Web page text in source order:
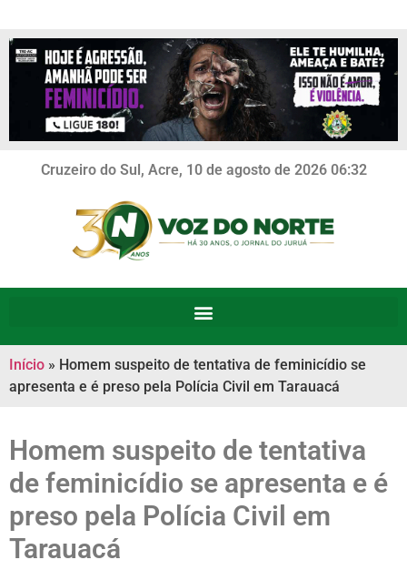
Cruzeiro do Sul, Acre, 10 de agosto de 2026 06:32
Início » Homem suspeito de tentativa de feminicídio se
apresenta e é preso pela Polícia Civil em Tarauacá
Homem suspeito de tentativa
de feminicídio se apresenta e é
preso pela Polícia Civil em
Tarauacá